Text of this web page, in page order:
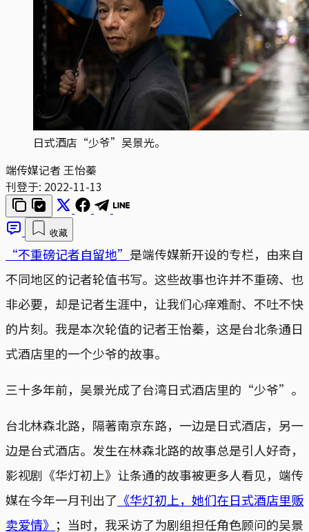
日式酒店“少爷”吴景光。
端传媒记者 王怡蓁
刊登于: 2022-11-13
收藏
“不重磅记者自留地” 是端传媒新开设的专栏，由来自
不同地区的记者轮值书写。这些故事也许并不重磅、也
非必要，却是记者生涯中，让我们心痒难耐、不吐不快
的片刻。我是本次轮值的记者王怡蓁，这是台北条通日
式酒店里的一个少爷的故事。
三十多年前，吴景光成了台湾日式酒店里的“少爷”。
台北林森北路，隔著南京东路，一边是日式酒店，另一
边是台式酒店。发生在林森北路的故事总是引人好奇，
影视剧《华灯初上》让条通的故事被更多人看见，端传
媒在今年一月刊出了 《华灯初上，她们在日式酒店里贩
卖爱情》 ；当时，我采访了为剧组担任角色顾问的吴景